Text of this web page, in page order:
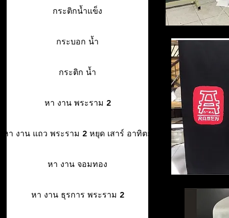
กระติกน้ำแข็ง
กระบอก น้ำ
กระติก น้ำ
หา งาน พระราม 2
หา งาน แถว พระราม 2 หยุด เสาร์ อาทิตย์
หา งาน จอมทอง
หา งาน ธุรการ พระราม 2